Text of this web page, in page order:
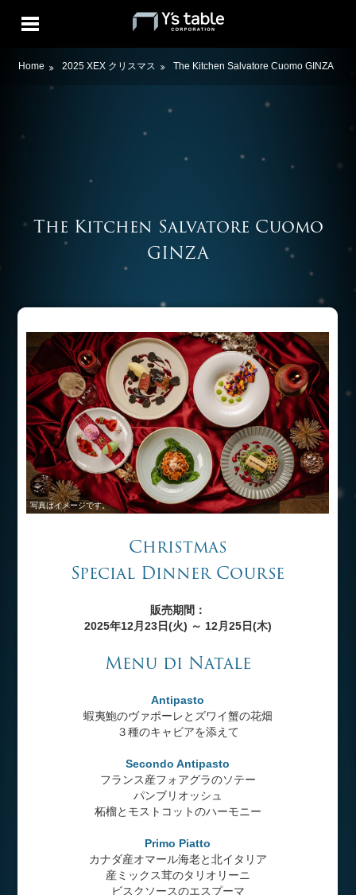
Home 2025 XEX クリスマス The Kitchen Salvatore Cuomo GINZA
The Kitchen Salvatore Cuomo
GINZA
写真はイメージです。
Christmas
Special Dinner Course
販売期間：
2025年12月23日(火) ～ 12月25日(木)
Menu di Natale
Antipasto
蝦夷鮑のヴァポーレとズワイ蟹の花畑
３種のキャビアを添えて
Secondo Antipasto
フランス産フォアグラのソテー
パンブリオッシュ
柘榴とモストコットのハーモニー
Primo Piatto
カナダ産オマール海老と北イタリア
産ミックス茸のタリオリーニ
ビスクソースのエスプーマ